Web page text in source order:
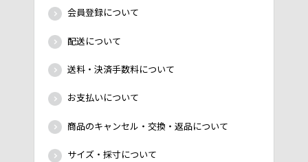
会員登録について
配送について
送料・決済手数料について
お支払いについて
商品のキャンセル・交換・返品について
サイズ・採寸について